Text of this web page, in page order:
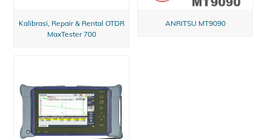
Kalibrasi, Repair & Rental OTDR
MaxTester 700
ANRITSU MT9090